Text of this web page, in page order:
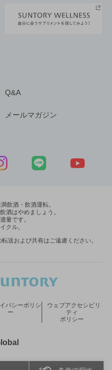
Q&A
メールマガジン
飲酒・飲酒運転。
酒はやめましょう。
量です。
クル。
送および共有はご遠慮ください。
バシーポリシ
ー
ウェブアクセシビリ
ティ
ポリシー
新しいウィンドウで開く